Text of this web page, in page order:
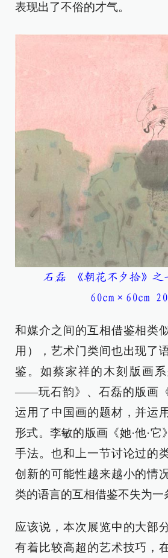
表现出了不俗的才气。
石磊 《朝花不夕拾》之
60cm×60cm
和媒介之间的互相借鉴相类
用），艺术门类间也出现了
鉴。如蔡家祥的木刻版画
——玩石韵》、石磊的版画
运用了中国画的题材，并运
形式。李敏的版画《她·他·它
手法。也和上一节讨论过的
创新的可能性越来越小的情
类的语言的互相借鉴不失为一
应该说，本次展览中的大部
有着比较高超的艺术技巧，